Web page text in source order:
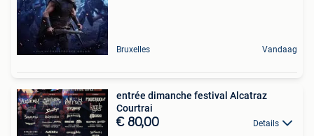
Bruxelles Vandaag
entrée dimanche festival Alcatraz
Courtrai
€ 80,00 Details